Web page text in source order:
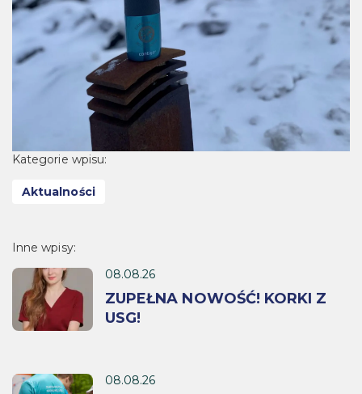
Kategorie wpisu:
Aktualności
Inne wpisy:
08.08.26
ZUPEŁNA NOWOŚĆ! KORKI Z
USG!
08.08.26